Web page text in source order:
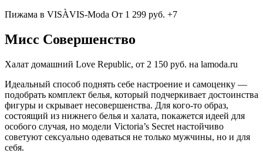
Пижама в VISÀVIS-Moda От 1 299 руб. +7
Мисс Совершенство
Халат домашний Love Republic, от 2 150 руб. на lamoda.ru
Идеальный способ поднять себе настроение и самоценку —
подобрать комплект белья, который подчеркивает достоинства
фигуры и скрывает несовершенства. Для кого-то образ,
состоящий из нижнего белья и халата, покажется идеей для
особого случая, но модели Victoria’s Secret настойчиво
советуют сексуально одеваться не только мужчины, но и для
себя.